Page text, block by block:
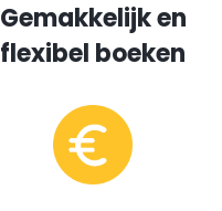
Gemakkelijk en
flexibel boeken